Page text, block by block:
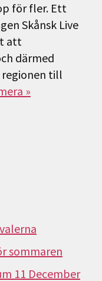
för fler. Ett
Skånsk Live
att
därmed
regionen till
»
sommaren
11 December